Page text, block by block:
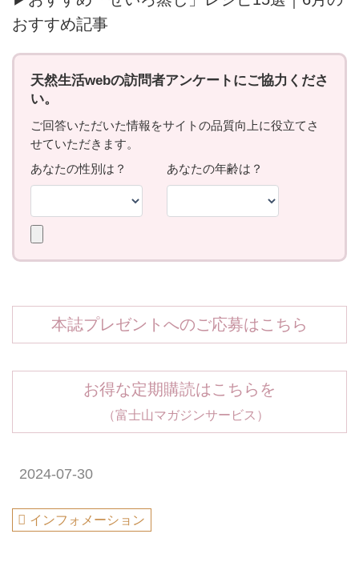
おすすめ記事
本誌プレゼントへのご応募はこちら
お得な定期購読はこちらを
（富士山マガジンサービス）
2024-07-30
インフォメーション